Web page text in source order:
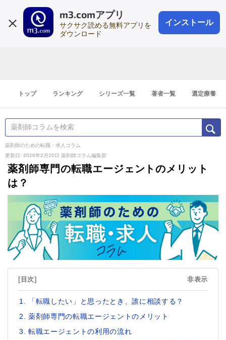
m3.comアプリ
サクサク読める無料アプリを
ダウンロード
インストール
会員登録
登録1分
トップ ランキング シリーズ一覧 著者一覧 選定療養
薬剤師のための転職・求人コラム
更新日: 2026年2月20日 薬剤師コラム編集部
薬剤師専門の転職エージェントのメリット
は？
[目次] 非表示
「転職したい」と思ったとき、誰に相談する？
薬剤師専門の転職エージェントのメリット
転職エージェントの利用の流れ